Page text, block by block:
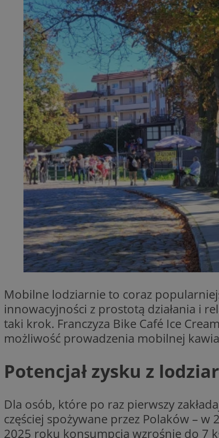
Mobilne lodziarnie to coraz
innowacyjności z prostotą działania i
taki krok. Franczyza Bike Café Ice
możliwość prowadzenia mobilnej
Potencjał zysku z
Dla osób, które po raz pierwszy
częściej spożywane przez Polaków –
2025 roku konsumpcja wzrośnie do 7
SessID
QeSessID
MvSessID
msToken
__cf_bm
__cf_bm
CookieScriptConsent
_clsk
FCCDCF
_ga_ES69V3SCKQ
Nazwa
_fbp
MR
MUID
SM
Provider
ttwid